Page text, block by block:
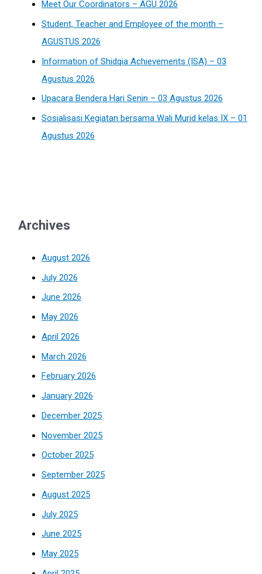
Meet Our Coordinators – AGU 2026
Student, Teacher and Employee of the month –
AGUSTUS 2026
Information of Shidqia Achievements (ISA) – 03
Agustus 2026
Upacara Bendera Hari Senin – 03 Agustus 2026
Sosialisasi Kegiatan bersama Wali Murid kelas IX – 01
Agustus 2026
Archives
August 2026
July 2026
June 2026
May 2026
April 2026
March 2026
February 2026
January 2026
December 2025
November 2025
October 2025
September 2025
August 2025
July 2025
June 2025
May 2025